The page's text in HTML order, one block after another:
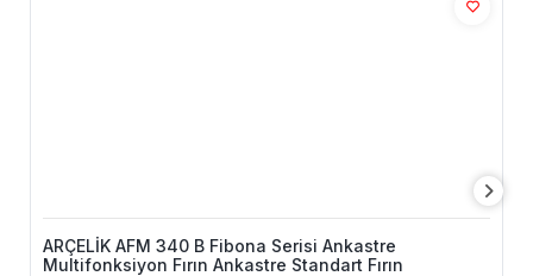
ARÇELİK AFM 340 B Fibona Serisi Ankastre
Multifonksiyon Fırın Ankastre Standart Fırın